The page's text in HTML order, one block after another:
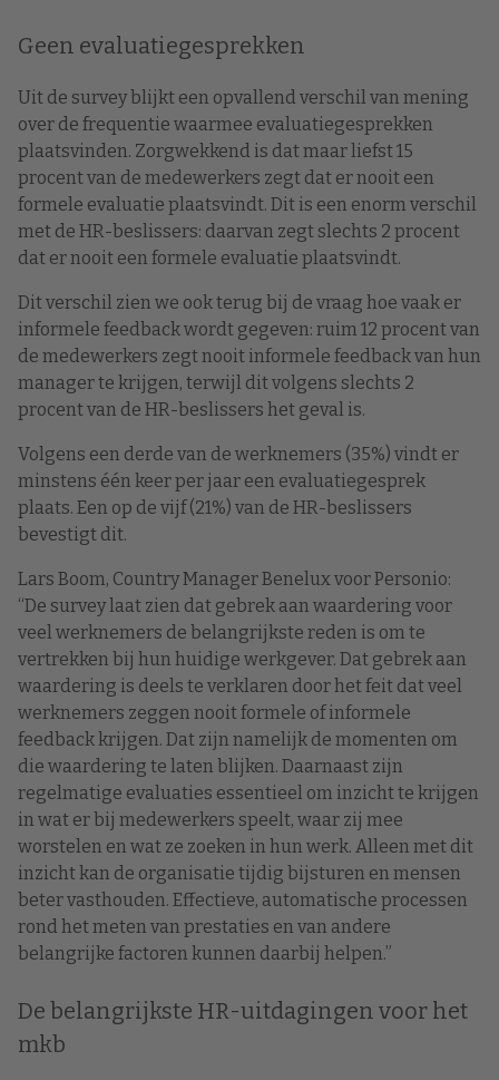
Geen evaluatiegesprekken
Uit de survey blijkt een opvallend verschil van mening
over de frequentie waarmee evaluatiegesprekken
plaatsvinden. Zorgwekkend is dat maar liefst 15
procent van de medewerkers zegt dat er nooit een
formele evaluatie plaatsvindt. Dit is een enorm verschil
met de HR-beslissers: daarvan zegt slechts 2 procent
dat er nooit een formele evaluatie plaatsvindt.
Dit verschil zien we ook terug bij de vraag hoe vaak er
informele feedback wordt gegeven: ruim 12 procent van
de medewerkers zegt nooit informele feedback van hun
manager te krijgen, terwijl dit volgens slechts 2
procent van de HR-beslissers het geval is.
Volgens een derde van de werknemers (35%) vindt er
minstens één keer per jaar een evaluatiegesprek
plaats. Een op de vijf (21%) van de HR-beslissers
bevestigt dit.
Lars Boom, Country Manager Benelux voor Personio:
“De survey laat zien dat gebrek aan waardering voor
veel werknemers de belangrijkste reden is om te
vertrekken bij hun huidige werkgever. Dat gebrek aan
waardering is deels te verklaren door het feit dat veel
werknemers zeggen nooit formele of informele
feedback krijgen. Dat zijn namelijk de momenten om
die waardering te laten blijken. Daarnaast zijn
regelmatige evaluaties essentieel om inzicht te krijgen
in wat er bij medewerkers speelt, waar zij mee
worstelen en wat ze zoeken in hun werk. Alleen met dit
inzicht kan de organisatie tijdig bijsturen en mensen
beter vasthouden. Effectieve, automatische processen
rond het meten van prestaties en van andere
belangrijke factoren kunnen daarbij helpen.”
De belangrijkste HR-uitdagingen voor het
mkb